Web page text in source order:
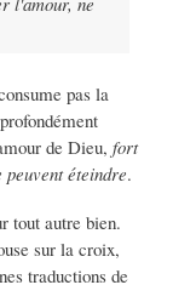
pas la
de Dieu, fort
peuvent éteindre.
tout autre bien.
sur la croix,
traductions de